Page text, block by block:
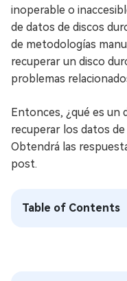
inoperable o
de datos de discos
de metodologías
recuperar un disco
problemas
Entonces, ¿qué es un
recuperar los datos
Obtendrá las
post.
Table of Contents